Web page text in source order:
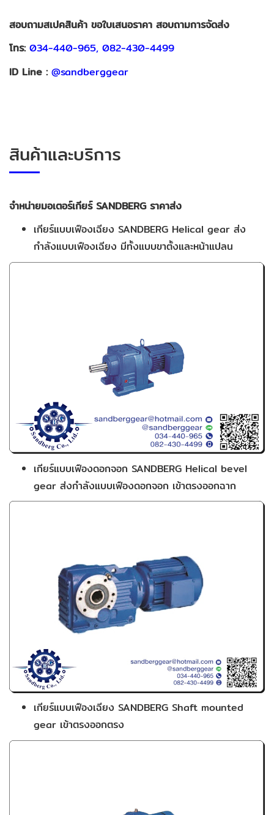
สอบถามสเปคสินค้า ขอใบเสนอราคา สอบถามการจัดส่ง
โทร:034-440-965, 082-430-4499
ID Line : @sandberggear
สินค้าและบริการ
จำหน่ายมอเตอร์เกียร์ SANDBERG ราคาส่ง
เกียร์แบบเฟืองเฉียง SANDBERG Helical gear ส่ง
กำลังแบบเฟืองเฉียง มีทั้งแบบขาตั้งและหน้าแปลน
เกียร์แบบเฟืองดอกจอก SANDBERG Helical bevel
gear ส่งกำลังแบบเฟืองดอกจอก เข้าตรงออกฉาก
เกียร์แบบเฟืองเฉียง SANDBERG Shaft mounted
gear เข้าตรงออกตรง